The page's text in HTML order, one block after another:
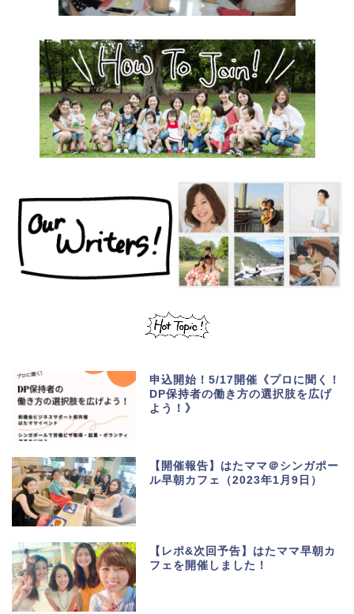
イベント・サークル
申込開始！5/17開催《プロに聞く！DP保持者の働
き方の選択肢を広げよう！》
イベント・サークル
【開催報告】はたママ＠シンガポール早朝カフェ
イベント・サークル
整理収納アドバイザーに教わる、シンガポールで
の収納のコツ (はたママイベント報告)
申込開始！5/17開催《プロに聞く！
DP保持者の働き方の選択肢を広げ
よう！》
【開催報告】はたママ＠シンガポー
ル早朝カフェ（2023年1月9日）
【レポ&次回予告】はたママ早朝カ
フェを開催しました！